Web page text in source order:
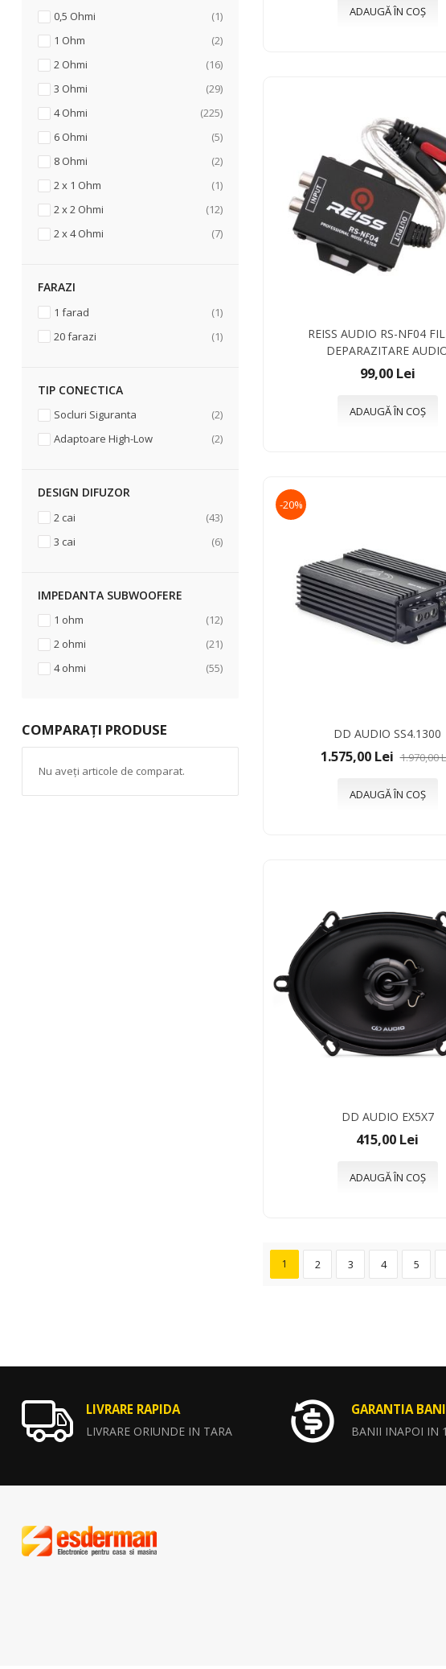
ADAUGĂ ÎN COȘ
REISS AUDIO RS-NF04
DEPARAZITARE
99,00 Lei
ADAUGĂ ÎN COȘ
-20%
DD AUDIO SS4.1300
1.575,00 Lei 1.970,00
ADAUGĂ ÎN COȘ
DD AUDIO EX5X7
415,00 Lei
ADAUGĂ ÎN COȘ
1 2 3 4 5
0,5 Ohmi 1articol
1 Ohm
2articole
2 Ohmi
16articole
3 Ohmi
29articole
4 Ohmi
225articole
6 Ohmi
5articole
8 Ohmi
2articole
2 x 1 Ohm
1articol
2 x 2 Ohmi
12articole
2 x 4 Ohmi
7articole
FARAZI
1 farad 1articol
20 farazi
1articol
TIP CONECTICA
Socluri Siguranta 2articole
Adaptoare High-Low
2articole
DESIGN DIFUZOR
2 cai 43articole
3 cai
6articole
IMPEDANTA SUBWOOFERE
1 ohm 12articole
2 ohmi
21articole
4 ohmi
55articole
COMPARAȚI PRODUSE
Nu aveți articole de comparat.
LIVRARE RAPIDA
LIVRARE ORIUNDE IN TARA
GARANTIA
BANII INAPOI IN